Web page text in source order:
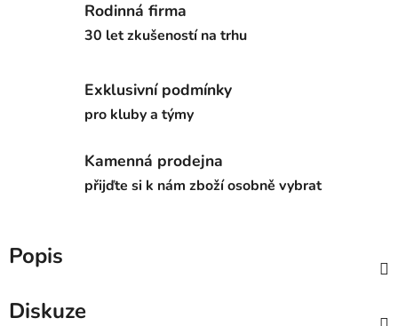
Rodinná firma
30 let zkušeností na trhu
Exklusivní podmínky
pro kluby a týmy
Kamenná prodejna
přijďte si k nám zboží osobně vybrat
Popis
Diskuze